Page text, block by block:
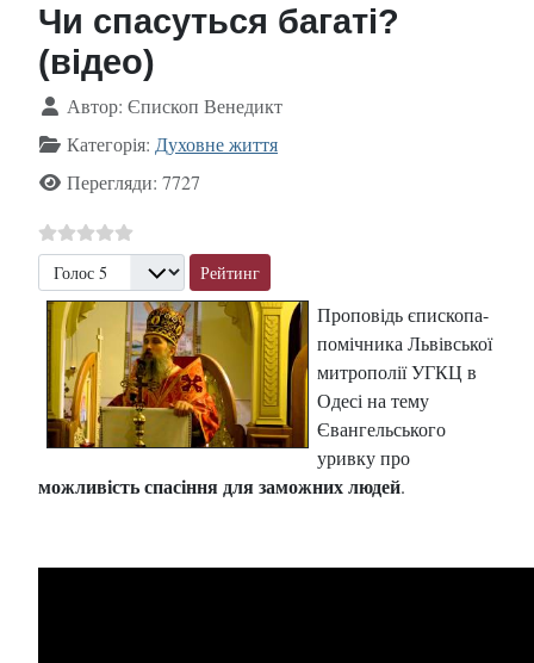
Чи спасуться багаті?
(відео)
ДеталіАвтор: Єпископ Венедикт
Категорія: Духовне життя
Перегляди: 7727
Будь ласка, поставте оцінку
Проповідь єпископа-
помічника Львівської
митрополії УГКЦ в
Одесі на тему
Євангельського
уривку про
можливість спасіння для заможних людей.